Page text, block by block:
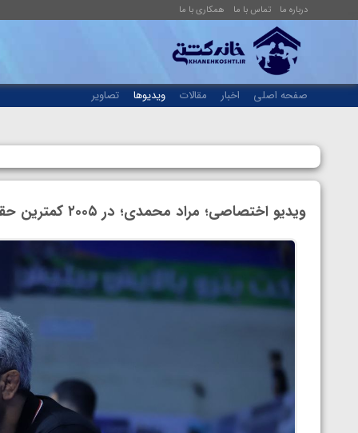
درباره ما تماس با ما همکاری با ما
صفحه اصلی اخبار مقالات ویدیوها تصاویر
ویدیو اختصاصی؛ مراد محمدی؛ در ۲۰۰۵ کمترین حقم برنز بود